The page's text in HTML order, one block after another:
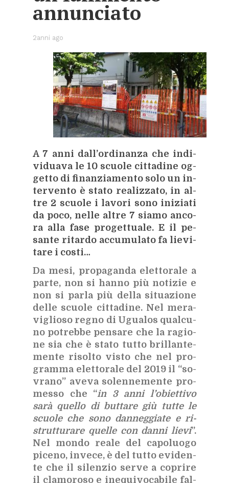
an­nun­cia­to
2anni ago
A 7 anni dal­l’or­di­nan­za che in­di­
vi­dua­va le 10 scuo­le cit­ta­di­ne og­
get­to di fi­nan­zia­men­to solo un in­
ter­ven­to è sta­to rea­liz­za­to, in al­
tre 2 scuo­le i la­vo­ri sono ini­zia­ti
da poco, nel­le al­tre 7 sia­mo an­co­
ra alla fase pro­get­tua­le. E il pe­
san­te ri­tar­do ac­cu­mu­la­to fa lie­vi­
ta­re i co­sti…
Da mesi, pro­pa­gan­da elet­to­ra­le a
par­te, non si han­no più no­ti­zie e
non si par­la più del­la si­tua­zio­ne
del­le scuo­le cit­ta­di­ne. Nel me­ra­
vi­glio­so re­gno di Ugua­los qual­cu­
no po­treb­be pen­sa­re che la ra­gio­
ne sia che è sta­to tut­to bril­lan­te­
men­te ri­sol­to vi­sto che nel pro­
gram­ma elet­to­ra­le del 2019 il “so­
vra­no” ave­va so­len­ne­men­te pro­
mes­so che “in 3 anni l’o­biet­ti­vo
sarà quel­lo di but­ta­re giù tut­te le
scuo­le che sono dan­neg­gia­te e ri­
strut­tu­ra­re quel­le con dan­ni lie­vi”.
Nel mon­do rea­le del ca­po­luo­go
pi­ce­no, in­ve­ce, è del tut­to evi­den­
te che il si­len­zio ser­ve a co­pri­re
il cla­mo­ro­so e ine­qui­vo­ca­bi­le fal­